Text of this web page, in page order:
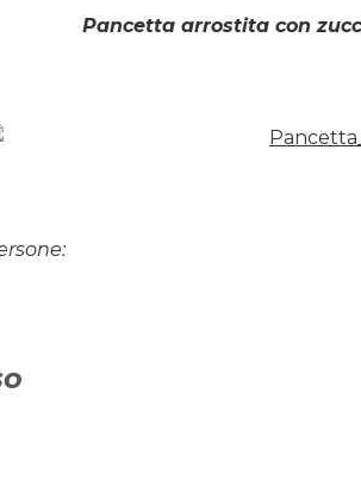
Pancetta arrostita con